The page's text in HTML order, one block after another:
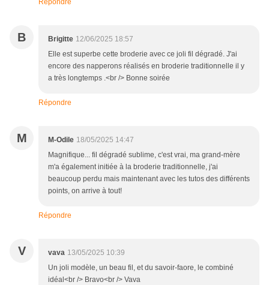
Répondre
B Brigitte 12/06/2025 18:57
Elle est superbe cette broderie avec ce joli fil dégradé. J'ai
encore des napperons réalisés en broderie traditionnelle il y
a très longtemps .<br /> Bonne soirée
Répondre
M M-Odile 18/05/2025 14:47
Magnifique... fil dégradé sublime, c'est vrai, ma grand-mère
m'a également initiée à la broderie traditionnelle, j'ai
beaucoup perdu mais maintenant avec les tutos des différents
points, on arrive à tout!
Répondre
V vava 13/05/2025 10:39
Un joli modèle, un beau fil, et du savoir-faore, le combiné
idéal<br /> Bravo<br /> Vava